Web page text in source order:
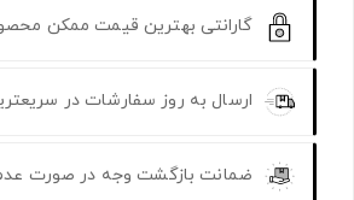
گارانتی بهترین قیمت ممکن
ارسال به روز سفارشات در
ضمانت بازگشت وجه در صورت